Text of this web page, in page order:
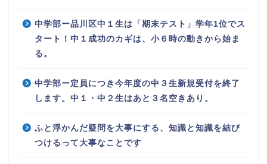
中学部ー品川区中１生は「期末テスト」学年1位でス
タート！中１成功のカギは、小６時の動きから始ま
る。
中学部ー定員につき今年度の中３生新規受付を終了
します。中１・中２生はあと３名空きあり。
ふと浮かんだ疑問を大事にする、知識と知識を結び
つけるって大事なことです